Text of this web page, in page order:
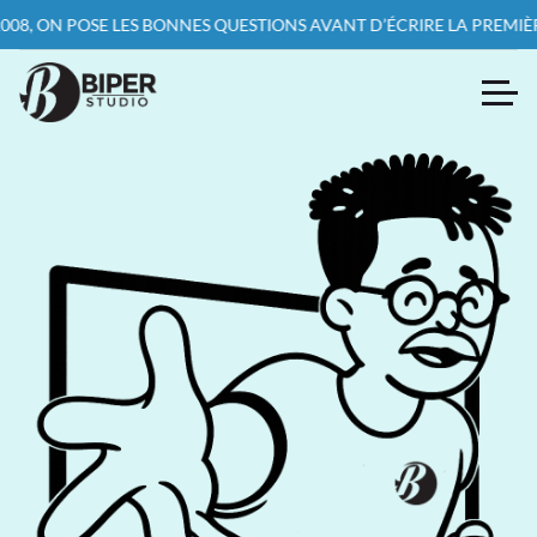
QUESTIONS AVANT D’ÉCRIRE LA PREMIÈRE LIGNE DE